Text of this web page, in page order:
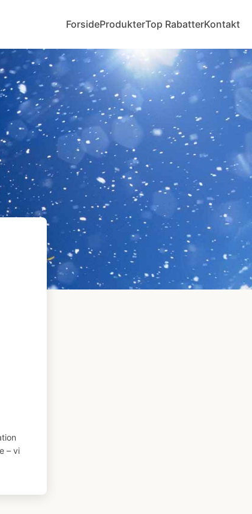
ForsideProdukterTop RabatterKontakt
– vi